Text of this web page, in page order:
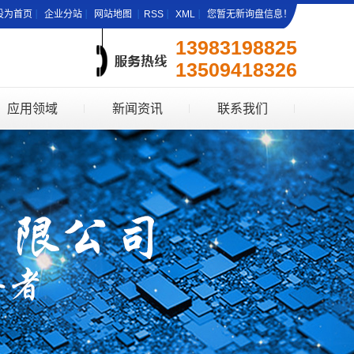
为首页 企业分站 网站地图 RSS XML 您暂无新询盘信息！
13983198825
13509418326
应用领域
业务结构
应用领域
公司风采
资质证书
新闻资讯
公司新闻
行业新闻
技术知识
联系我们